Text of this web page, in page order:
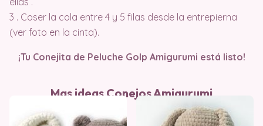
3 . Coser la cola entre 4 y 5 filas desde la entrepierna
(ver foto en la cinta).
¡Tu Conejita de Peluche Golp Amigurumi está listo!
Mas ideas Conejos Amigurumi